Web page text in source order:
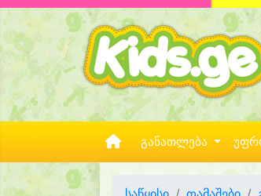
განათლება